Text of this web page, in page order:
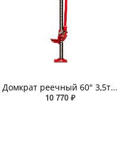
Домкрат реечный 60" 3,5т 130-1350 мм SKYWAY
10 770 ₽